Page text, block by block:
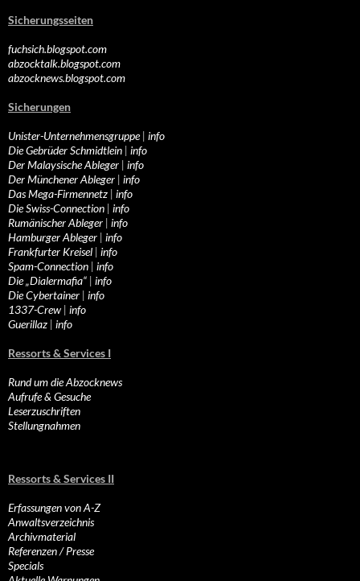
Sicherungsseiten
fuchsich.blogspot.com
abzocktalk.blogspot.com
abzocknews.blogspot.com
Sicherungen
Unister-Unternehmensgruppe| info
Die Gebrüder Schmidtlein | info
Der Malaysische Ableger | info
Der Münchener Ableger | info
Das Mega-Firmennetz | info
Die Swiss-Connection | info
Rumänischer Ableger | info
Hamburger Ableger | info
Frankfurter Kreisel | info
Spam-Connection | info
Die „Dialermafia“ | info
Die Cybertainer | info
1337-Crew | info
Guerillaz | info
Ressorts & Services I
Rund um die Abzocknews
Aufrufe & Gesuche
Leserzuschriften
Stellungnahmen
Ressorts & Services II
Erfassungen von A-Z
Anwaltsverzeichnis
Archivmaterial
Referenzen / Presse
Specials